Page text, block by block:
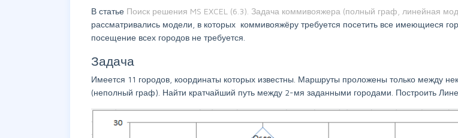
В статье Поиск решения MS EXCEL (6.3). Задача коммивояжера (полный граф, линейная
рассматривались модели, в которых коммивояжёру требуется посетить все имеющиеся
посещение всех городов не требуется.
Задача
Имеется 11 городов, координаты которых известны. Маршруты проложены только между
(неполный граф). Найти кратчайший путь между 2-мя заданными городами. Построить